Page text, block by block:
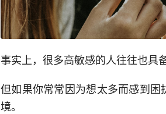
事实上，很多高敏感的人往往也具
但如果你常常因为想太多而感到
境。